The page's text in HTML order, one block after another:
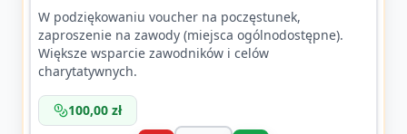
W podziękowaniu voucher na poczęstunek,
zaproszenie na zawody (miejsca ogólnodostępne).
Większe wsparcie zawodników i celów
charytatywnych.
100,00 zł